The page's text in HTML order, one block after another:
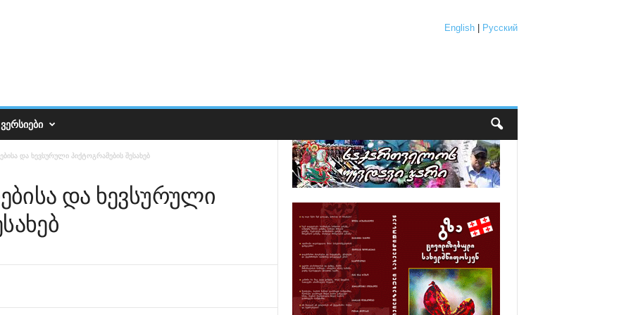
English| Русский
და ხევსურული პიქტოგრამების შესახებ
და ხევსურული